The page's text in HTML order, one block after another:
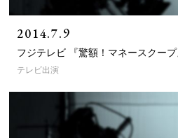
2014.7.9
フジテレビ 『驚額！マネースクープ
テレビ出演